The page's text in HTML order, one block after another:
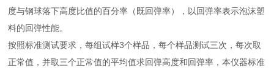
度与钢球落下高度比值的百分率（既回弹率），以回弹率表示泡沫塑
料的回弹性能。
按照标准测试要求，每组试样3个样品，每个样品测试三次，每次取
正常值，并取三个正常值的平均值求回弹高度和回弹率，本仪器标准